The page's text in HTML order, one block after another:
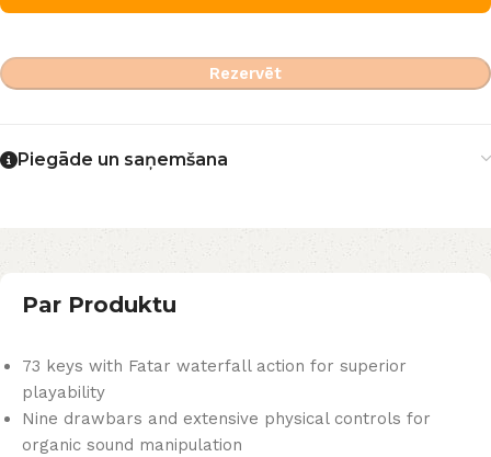
Rezervēt
Piegāde un saņemšana
Par Produktu
73 keys with Fatar waterfall action for superior
playability
Nine drawbars and extensive physical controls for
organic sound manipulation